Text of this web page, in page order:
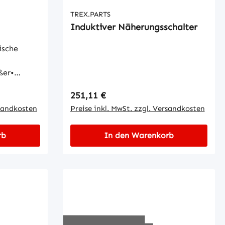
DC
TREX.PARTS
Induktiver Näherungsschalter
Regulärer Preis:
251,11 €
Preise inkl. MwSt. zzgl. Versandkosten
In den Warenkorb